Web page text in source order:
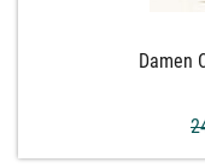
Damen